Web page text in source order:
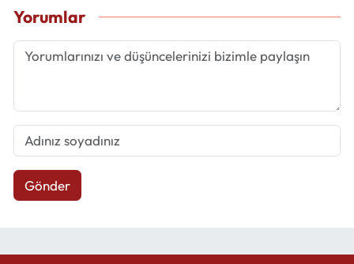
Yorumlar
Gönder